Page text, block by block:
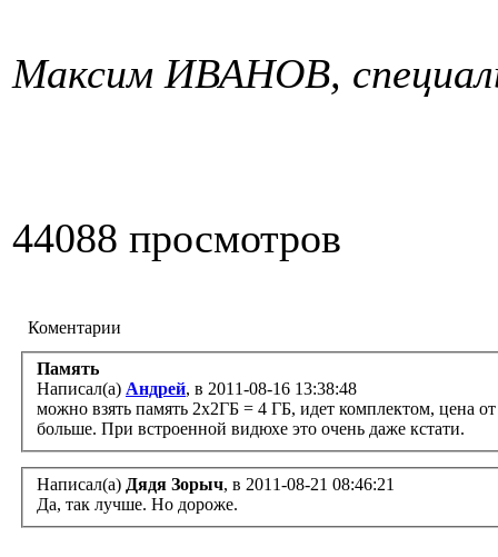
Максим ИВАНОВ,
44088 просмотров
Коментарии
Память
Написал(а) Андрей, в 2011-08-16 13:38:48
можно взять память 2х2ГБ = 4 ГБ, идет комплектом, цена
больше. При встроенной видюхе это очень даже кстати.
Написал(а) Дядя Зорыч, в 2011-08-21 08:46:21
Да, так лучше. Но дороже.